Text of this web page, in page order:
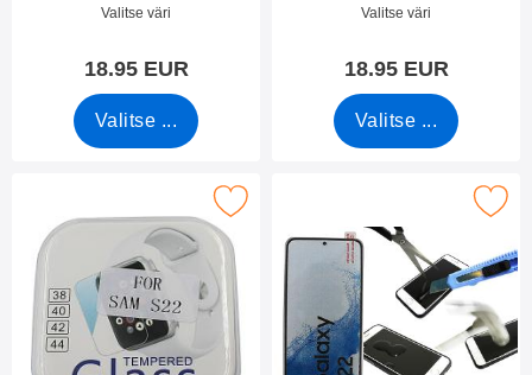
Tuote.nro 43075
Valitse väri
18.95 EUR
Valitse ...
Tuote.nro 43795
Valitse väri
18.95 EUR
Valitse ...
lasi Kameralle Samsung Galaxy S22 5G suosikiksi
Merkitse näytönsuoja karkaistusta lasista